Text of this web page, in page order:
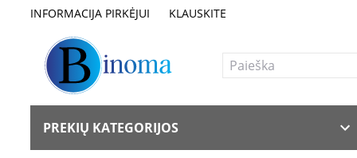
INFORMACIJA PIRKĖJUI KLAUSKITE
PREKIŲ KATEGORIJOS